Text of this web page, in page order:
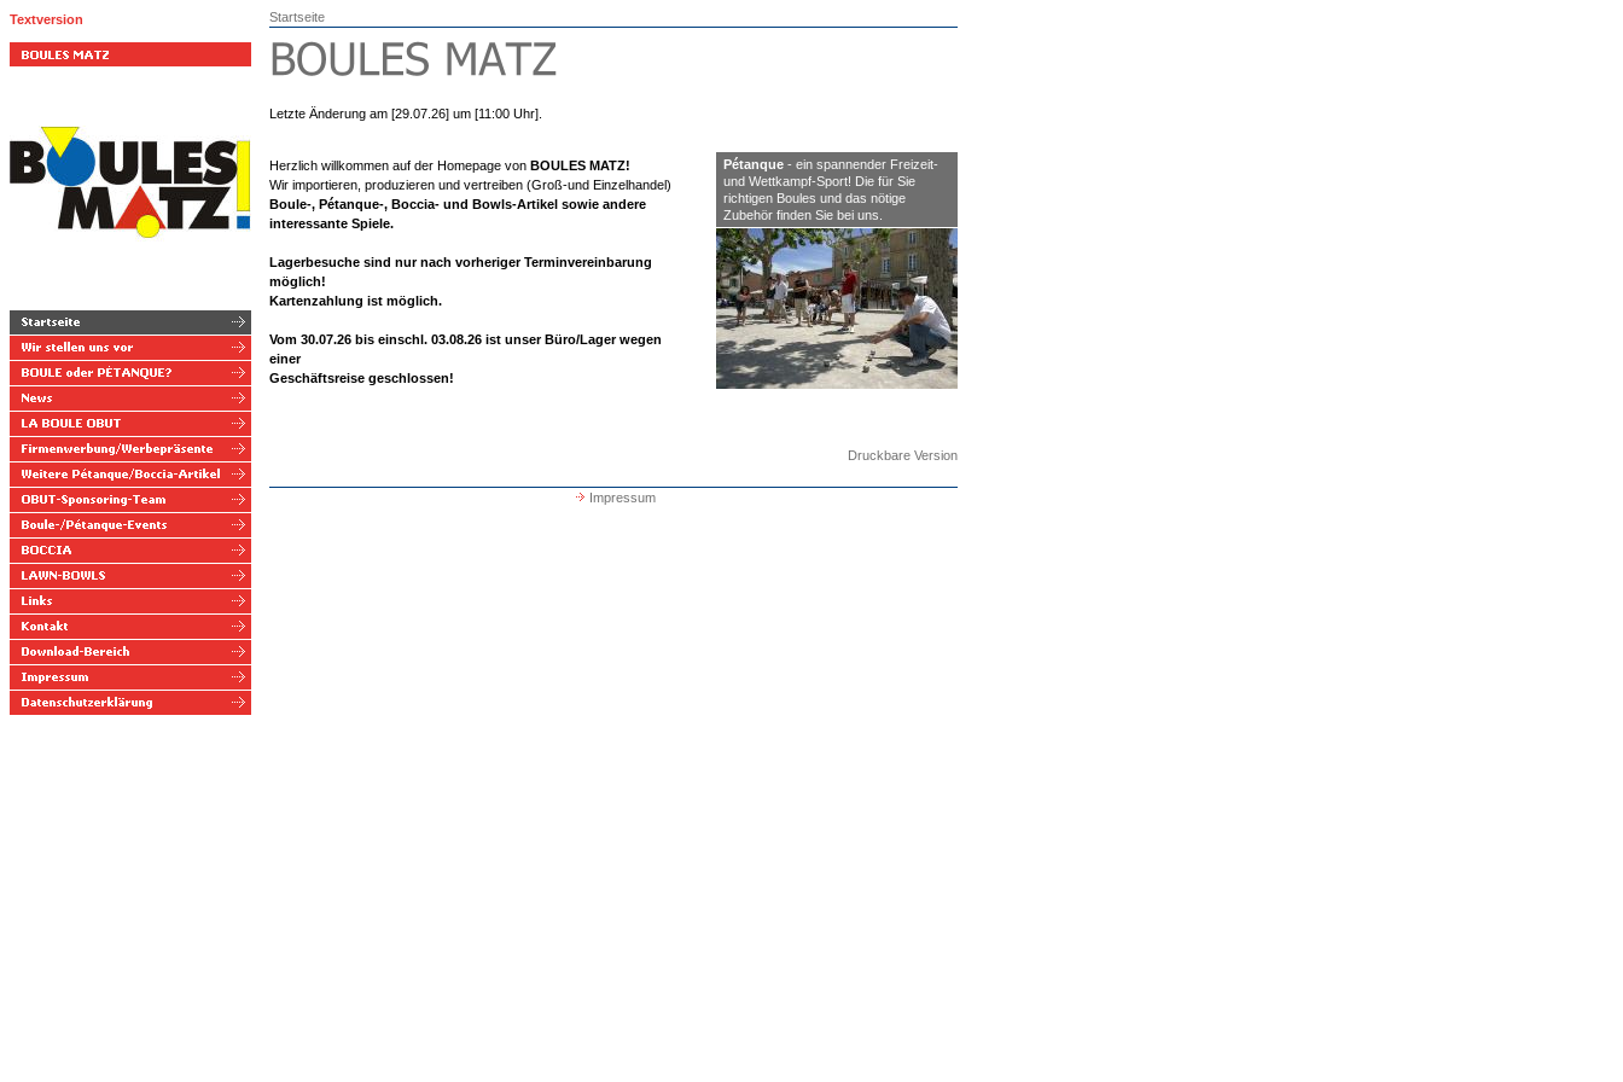
Textversion Startseite
Letzte Änderung am [29.07.26] um [11:00 Uhr].
Herzlich willkommen auf der Homepage von BOULES MATZ!
Wir importieren, produzieren und vertreiben (Groß-und Einzelhandel)
Boule-, Pétanque-, Boccia- und Bowls-Artikel sowie andere
interessante Spiele.
Lagerbesuche sind nur nach vorheriger Terminvereinbarung
möglich!
Kartenzahlung ist möglich.
Vom 30.07.26 bis einschl. 03.08.26 ist unser Büro/Lager wegen
einer
Geschäftsreise geschlossen!
Pétanque - ein spannender Freizeit-
und Wettkampf-Sport! Die für Sie
richtigen Boules und das nötige
Zubehör finden Sie bei uns.
Druckbare Version
Impressum